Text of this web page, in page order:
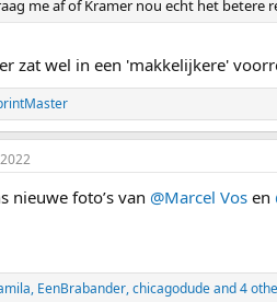
me af of Kramer nou echt het betere
zat wel in een 'makkelijkere'
nieuwe foto’s van @Marcel Vos en
, EenBrabander,chicagodudeand 4